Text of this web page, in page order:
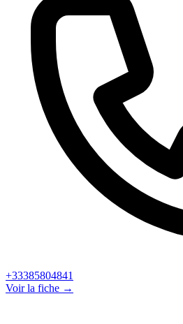
+33385804841
Voir la fiche →